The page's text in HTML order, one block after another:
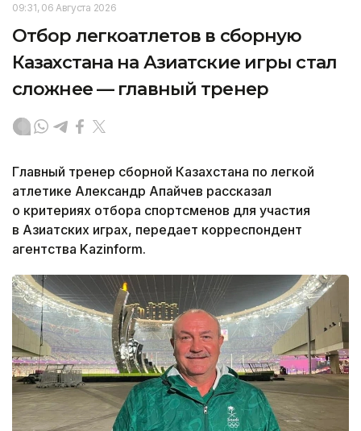
09:31, 06 Августа 2026
Отбор легкоатлетов в сборную
Казахстана на Азиатские игры стал
сложнее — главный тренер
Главный тренер сборной Казахстана по легкой
атлетике Александр Апайчев рассказал
о критериях отбора спортсменов для участия
в Азиатских играх, передает корреспондент
агентства Kazinform.